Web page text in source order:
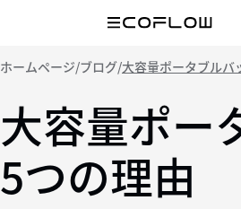
ホームページ/ブログ/大容量ポータブルバ
大容量ポー
5つの理由